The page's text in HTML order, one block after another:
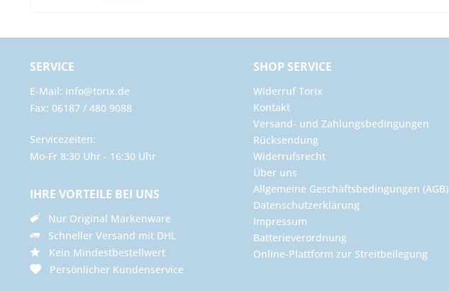
SERVICE
E-Mail: info@torix.de
Fax: 06187 / 480 9088
Servicezeiten:
Mo-Fr 8:30 Uhr - 16:30 Uhr
IHRE VORTEILE BEI UNS
Nur Original Markenware
Schneller Versand mit DHL
Kein Mindestbestellwert
Persönlicher Kundenservice
SHOP SERVICE
Widerruf Torix
Kontakt
Versand- und Zahlungsbedingungen
Rücksendung
Widerrufsrecht
Über uns
Allgemeine Geschäftsbedingungen (AGB)
Datenschutzerklärung
Impressum
Batterieverordnung
Online-Plattform zur Streitbeilegung